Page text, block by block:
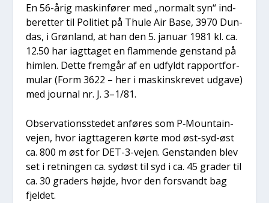
En 56-årig mask­in­fø­rer med „nor­malt syn“ ind­
be­ret­ter til Poli­ti­et på Thu­le Air Base, 3970 Dun­
das, i Grøn­land, at han den 5. janu­ar 1981 kl. ca.
12.50 har iagt­ta­get en flam­men­de gen­stand på
him­len. Det­te frem­går af en udfyldt rap­port­for­
mu­lar (Form 3622 – her i maskin­skre­vet udga­ve)
med jour­nal nr. J. 3–1/81.
Obser­va­tions­ste­det anfø­res som P‑Mo­un­tain-
vej­en, hvor iagt­ta­ge­ren kør­te mod øst-syd-øst
ca. 800 m øst for DET-3-vej­en. Gen­stan­den blev
set i ret­nin­gen ca. sydøst til syd i ca. 45 gra­der til
ca. 30 gra­ders høj­de, hvor den for­svandt bag
fjel­det.